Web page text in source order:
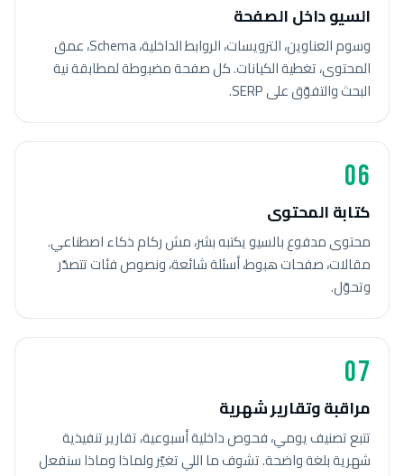
السيو داخل الصفحة
وسوم العناوين، الترويسات، الروابط الداخلية، Schema، عمق
المحتوى، تغطية الكيانات. كل صفحة مضبوطة لمطابقة نية
البحث والتفوّق على SERP.
06
كتابة المحتوى
محتوى مدفوع بالسيو يكتبه بشر، مش ركام ذكاء اصطناعي.
مقالات، صفحات هبوط، أسئلة شائعة، ونصوص فئات تتصدّر
وتحوّل.
07
مراقبة وتقارير شهرية
تتبع تصنيف يومي، فحوص داخلية أسبوعية، تقارير تنفيذية
شهرية بلغة واضحة. تشوف ما اللي تغيّر ولماذا وماذا سنفعل